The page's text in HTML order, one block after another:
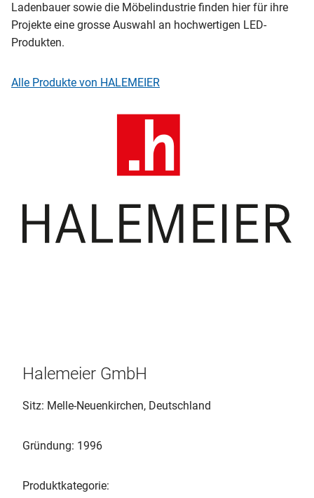
Ladenbauer sowie die Möbelindustrie finden hier für ihre
Projekte eine grosse Auswahl an hochwertigen LED-
Produkten.
Alle Produkte von HALEMEIER
Halemeier GmbH
Sitz: Melle-Neuenkirchen, Deutschland
Gründung: 1996
Produktkategorie: